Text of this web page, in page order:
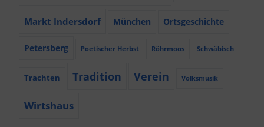
Markt Indersdorf München Ortsgeschichte
Petersberg Poetischer Herbst Röhrmoos Schwäbisch
Trachten Tradition Verein Volksmusik
Wirtshaus